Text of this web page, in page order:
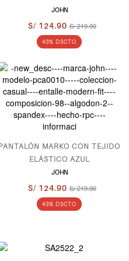
JOHN
S/ 124.90 S/ 219.90
43% DSCTO
MARKO CON TEJIDO
ELÁSTICO AZUL
JOHN
S/ 124.90 S/ 219.90
43% DSCTO